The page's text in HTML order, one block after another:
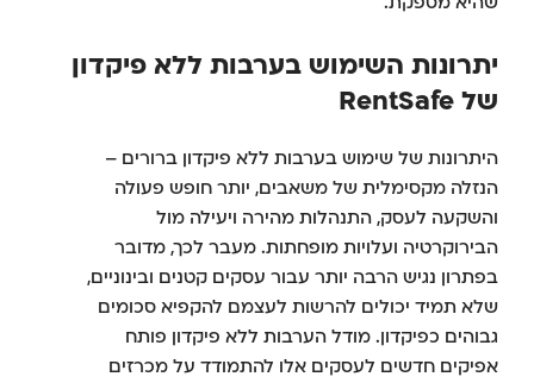
שהיא מספקת.
יתרונות השימוש בערבות ללא פיקדון
של RentSafe
היתרונות של שימוש בערבות ללא פיקדון ברורים –
הנזלה מקסימלית של משאבים, יותר חופש פעולה
והשקעה לעסק, התנהלות מהירה ויעילה מול
הבירוקרטיה ועלויות מופחתות. מעבר לכך, מדובר
בפתרון נגיש הרבה יותר עבור עסקים קטנים ובינוניים,
שלא תמיד יכולים להרשות לעצמם להקפיא סכומים
גבוהים כפיקדון. מודל הערבות ללא פיקדון פותח
אפיקים חדשים לעסקים אלו להתמודד על מכרזים